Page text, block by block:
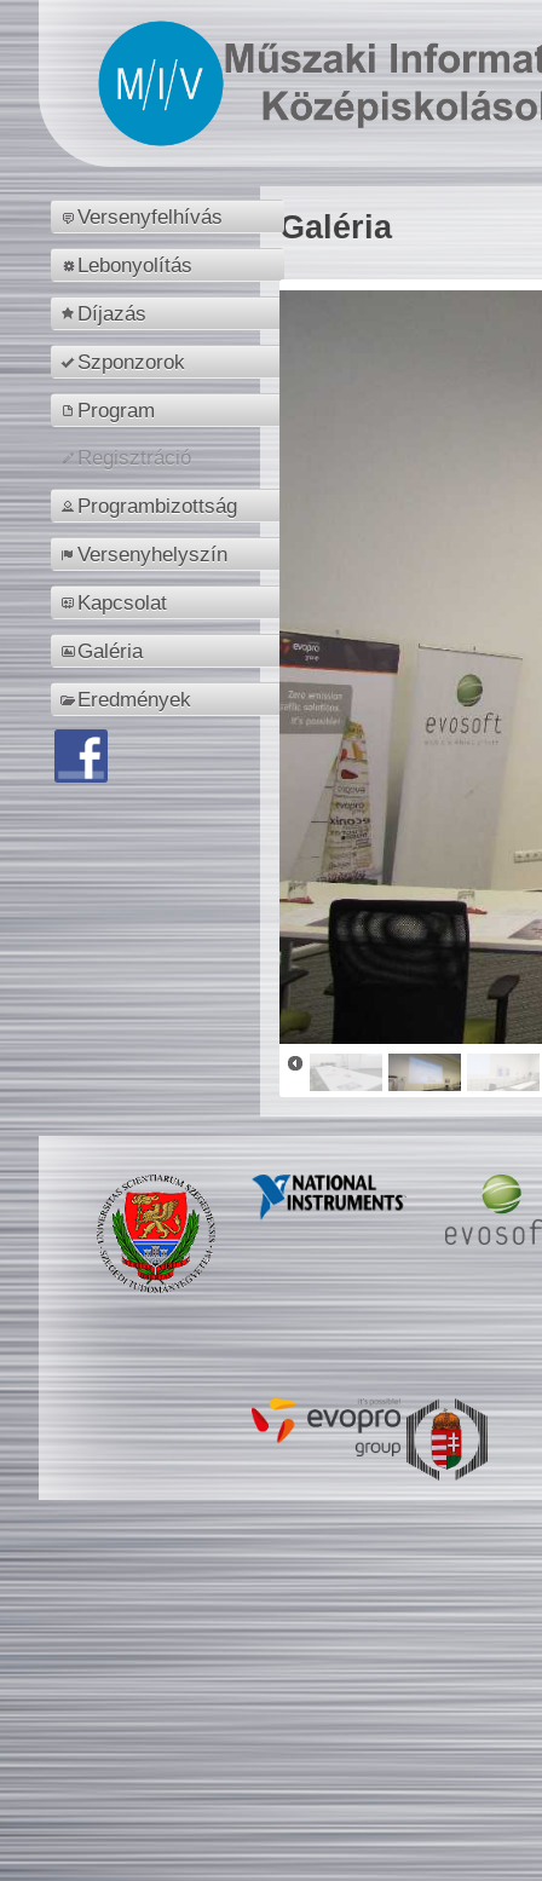
Versenyfelhívás
Lebonyolítás
Díjazás
Szponzorok
Program
Regisztráció
Programbizottság
Versenyhelyszín
Kapcsolat
Galéria
Eredmények
Galéria